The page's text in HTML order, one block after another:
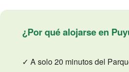
¿Por qué alojarse en
✓ A solo 20 minutos del